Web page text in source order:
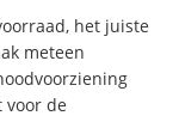
het juiste
meteen
voor de